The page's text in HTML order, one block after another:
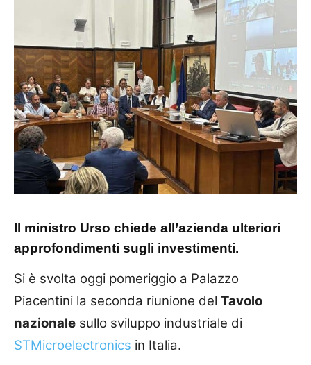
Il ministro Urso chiede all’azienda ulteriori
approfondimenti sugli investimenti.
Si è svolta oggi pomeriggio a Palazzo
Piacentini la seconda riunione del Tavolo
nazionale sullo sviluppo industriale di
STMicroelectronics in Italia.